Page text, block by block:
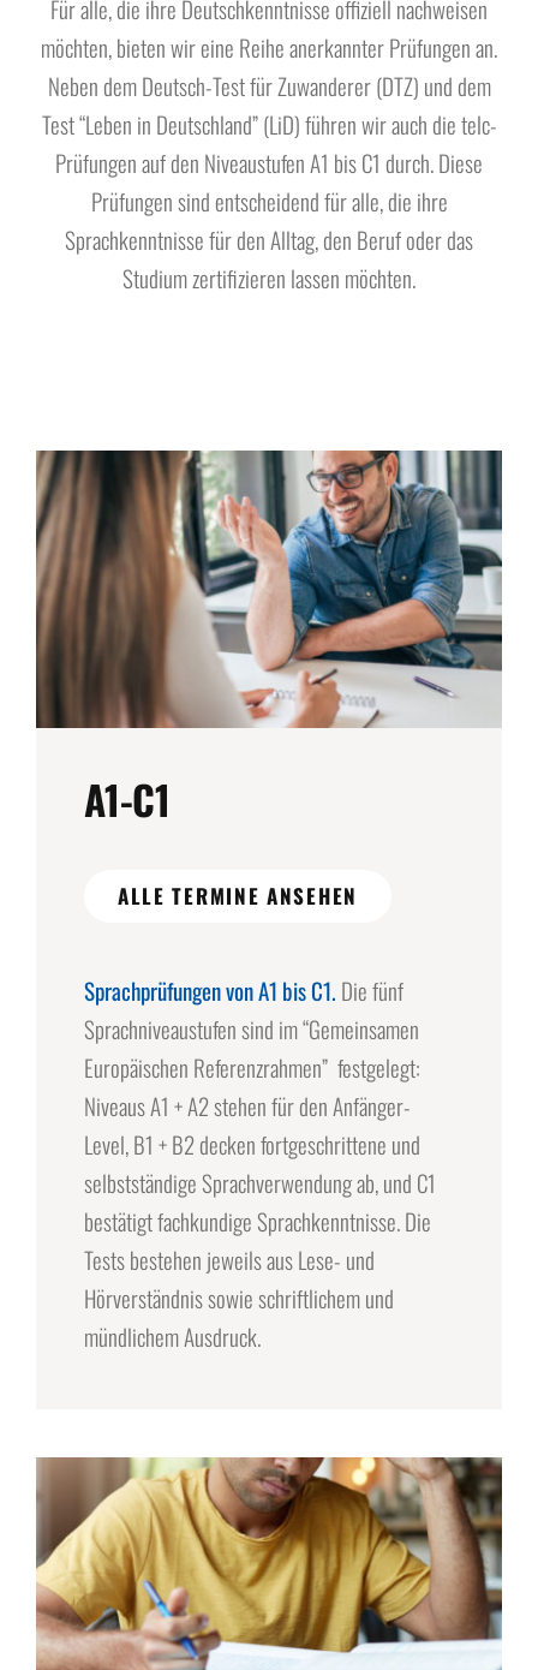
Über uns
Für alle, die ihre Deutschkenntnisse offiziell nachweisen
möchten, bieten wir eine Reihe anerkannter Prüfungen an.
Neben dem Deutsch-Test für Zuwanderer (DTZ) und dem
Test “Leben in Deutschland” (LiD) führen wir auch die telc-
Prüfungen auf den Niveaustufen A1 bis C1 durch. Diese
Prüfungen sind entscheidend für alle, die ihre
Sprachkenntnisse für den Alltag, den Beruf oder das
Studium zertifizieren lassen möchten.
A1-C1
ALLE TERMINE ANSEHEN
Sprachprüfungen von A1 bis C1. Die fünf
Sprachniveaustufen sind im “Gemeinsamen
Europäischen Referenzrahmen” festgelegt:
Niveaus A1 + A2 stehen für den Anfänger-
Level, B1 + B2 decken fortgeschrittene und
selbstständige Sprachverwendung ab, und C1
bestätigt fachkundige Sprachkenntnisse. Die
Tests bestehen jeweils aus Lese- und
Hörverständnis sowie schriftlichem und
mündlichem Ausdruck.